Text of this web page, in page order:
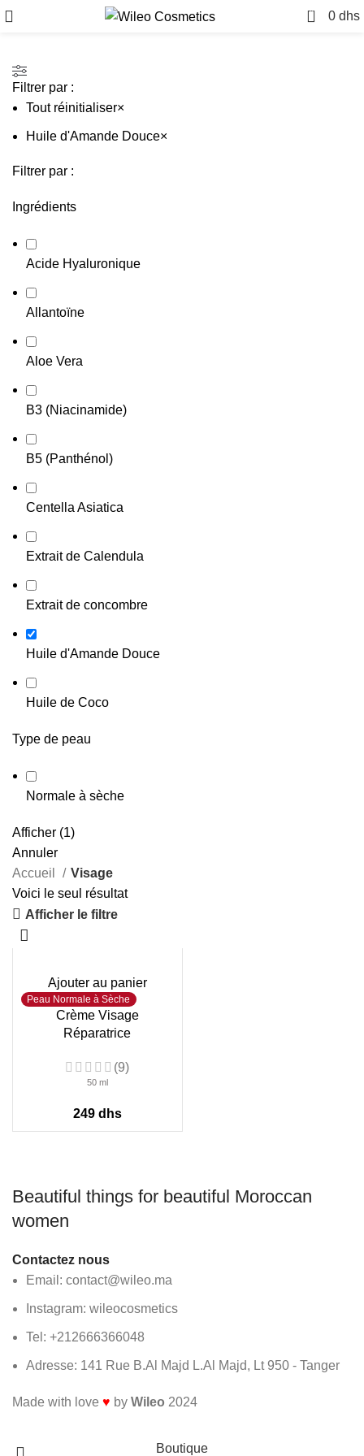
0 0 dhs
Filtrer par :
Tout réinitialiser×
Huile d'Amande Douce×
Filtrer par :
Ingrédients
Acide Hyaluronique
Allantoïne
Aloe Vera
B3 (Niacinamide)
B5 (Panthénol)
Centella Asiatica
Extrait de Calendula
Extrait de concombre
Huile d'Amande Douce
Huile de Coco
Type de peau
Normale à sèche
Afficher (1)
Annuler
Accueil
Visage
Voici le seul résultat
Afficher le filtre
Ajouter au panier
Peau Normale à Sèche
Crème Visage
Réparatrice
(9)
50 ml
249 dhs
Beautiful things for beautiful Moroccan
women
Contactez nous
Email: contact@wileo.ma
Instagram: wileocosmetics
Tel: +212666366048
Adresse: 141 Rue B.Al Majd L.Al Majd, Lt 950 - Tanger
Made with love ♥ by Wileo 2024
Boutique